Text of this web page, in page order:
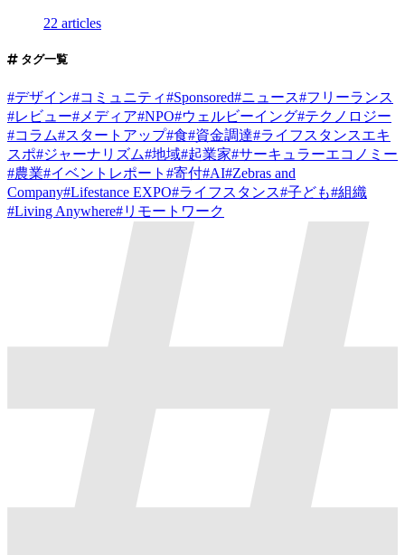
22 articles
タグ一覧
#デザイン#コミュニティ#Sponsored#ニュース#フリーランス
#レビュー# メディア#NPO#ウェルビーイング#テクノロジー
#コラム#スタートアップ#食#資金調達#ライフスタンスエキ
スポ#ジャーナリズム#地域#起業家#サーキュラーエコノミー
#農業#イベントレポート #寄付#AI#Zebras and
Company#Lifestance EXPO#ライフスタンス#子ども#組織
#Living Anywhere#リモートワーク